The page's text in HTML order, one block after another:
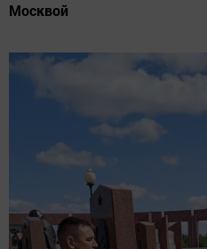
Москвой